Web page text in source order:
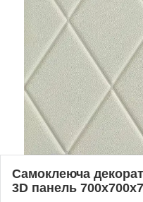
Самоклеюча
3D панель